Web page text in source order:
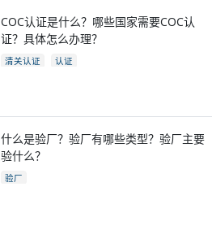
COC认证是什么？哪些国家需要COC认
证？具体怎么办理？
清关认证 认证
什么是验厂？验厂有哪些类型？验厂主要
验什么？
验厂